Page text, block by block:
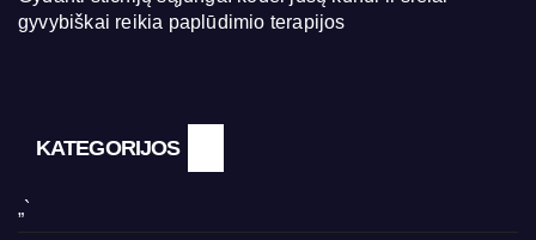
gyvybiškai reikia paplūdimio terapijos
KATEGORIJOS
„`